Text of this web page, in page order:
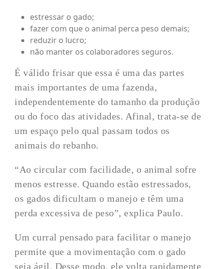
estressar o gado;
fazer com que o animal perca peso demais;
reduzir o lucro;
não manter os colaboradores seguros.
É válido frisar que essa é uma das partes
mais importantes de uma fazenda,
independentemente do tamanho da produção
ou do foco das atividades. Afinal, trata-se de
um espaço pelo qual passam todos os
animais do rebanho.
“Ao circular com facilidade, o animal sofre
menos estresse. Quando estão estressados,
os gados dificultam o manejo e têm uma
perda excessiva de peso”, explica Paulo.
Um curral pensado para facilitar o manejo
permite que a movimentação com o gado
seja ágil. Desse modo, ele volta rapidamente